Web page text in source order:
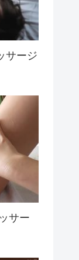
サージ
サー